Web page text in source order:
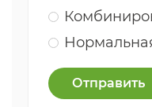
Отправить